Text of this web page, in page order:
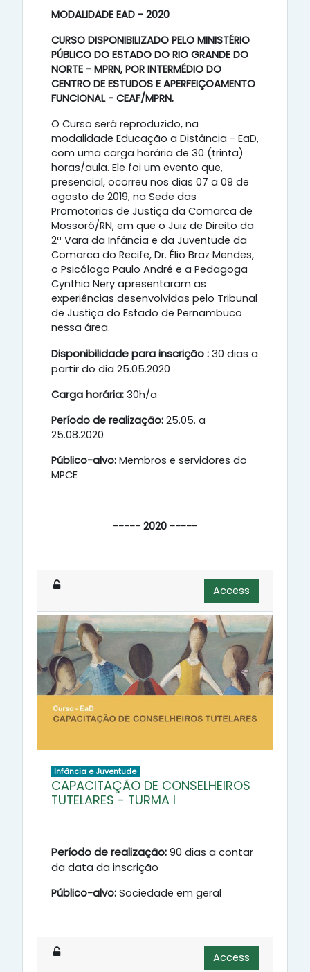
MODALIDADE EAD - 2020
CURSO DISPONIBILIZADO PELO MINISTÉRIO
PÚBLICO DO ESTADO DO RIO GRANDE DO
NORTE - MPRN, POR INTERMÉDIO DO
CENTRO DE ESTUDOS E APERFEIÇOAMENTO
FUNCIONAL - CEAF/MPRN.
O Curso será reproduzido, na
modalidade Educação a Distância - EaD,
com uma carga horária de 30 (trinta)
horas/aula. Ele foi um evento que,
presencial, ocorreu nos dias 07 a 09 de
agosto de 2019, na Sede das
Promotorias de Justiça da Comarca de
Mossoró/RN, em que o Juiz de Direito da
2ª Vara da Infância e da Juventude da
Comarca do Recife, Dr. Élio Braz Mendes,
o Psicólogo Paulo André e a Pedagoga
Cynthia Nery apresentaram as
experiências desenvolvidas pelo Tribunal
de Justiça do Estado de Pernambuco
nessa área.
Disponibilidade para inscrição :30 dias a
partir do dia 25.05.2020
Carga horária: 30h/a
Período de realização: 25.05. a
25.08.2020
Público-alvo: Membros e servidores do
MPCE
----- 2020 -----
Access
Infância e Juventude
CAPACITAÇÃO DE CONSELHEIROS
TUTELARES - TURMA I
Período de realização:90 dias a contar
da data da inscrição
Público-alvo: Sociedade em geral
Access